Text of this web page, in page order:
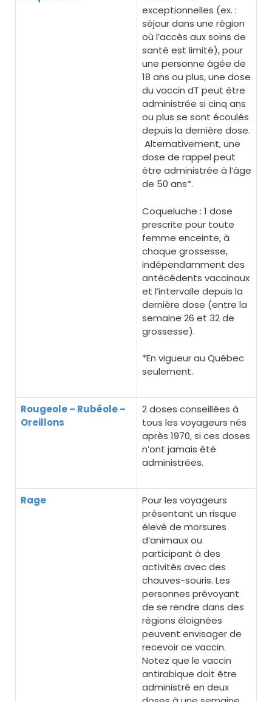
exceptionnelles (ex. :
séjour dans une région
où l’accès aux soins de
santé est limité), pour
une personne âgée de
18 ans ou plus, une dose
du vaccin dT peut être
administrée si cinq ans
ou plus se sont écoulés
depuis la dernière dose.
Alternativement, une
dose de rappel peut
être administrée à l’âge
de 50 ans*.
Coqueluche : 1 dose
prescrite pour toute
femme enceinte, à
chaque grossesse,
indépendamment des
antécédents vaccinaux
et l’intervalle depuis la
dernière dose (entre la
semaine 26 et 32 de
grossesse).
*En vigueur au Québec
seulement.
Rougeole – Rubéole –
Oreillons
2 doses conseillées à
tous les voyageurs nés
après 1970, si ces doses
n’ont jamais été
administrées.
Rage
Pour les voyageurs
présentant un risque
élevé de morsures
d’animaux ou
participant à des
activités avec des
chauves-souris. Les
personnes prévoyant
de se rendre dans des
régions éloignées
peuvent envisager de
recevoir ce vaccin.
Notez que le vaccin
antirabique doit être
administré en deux